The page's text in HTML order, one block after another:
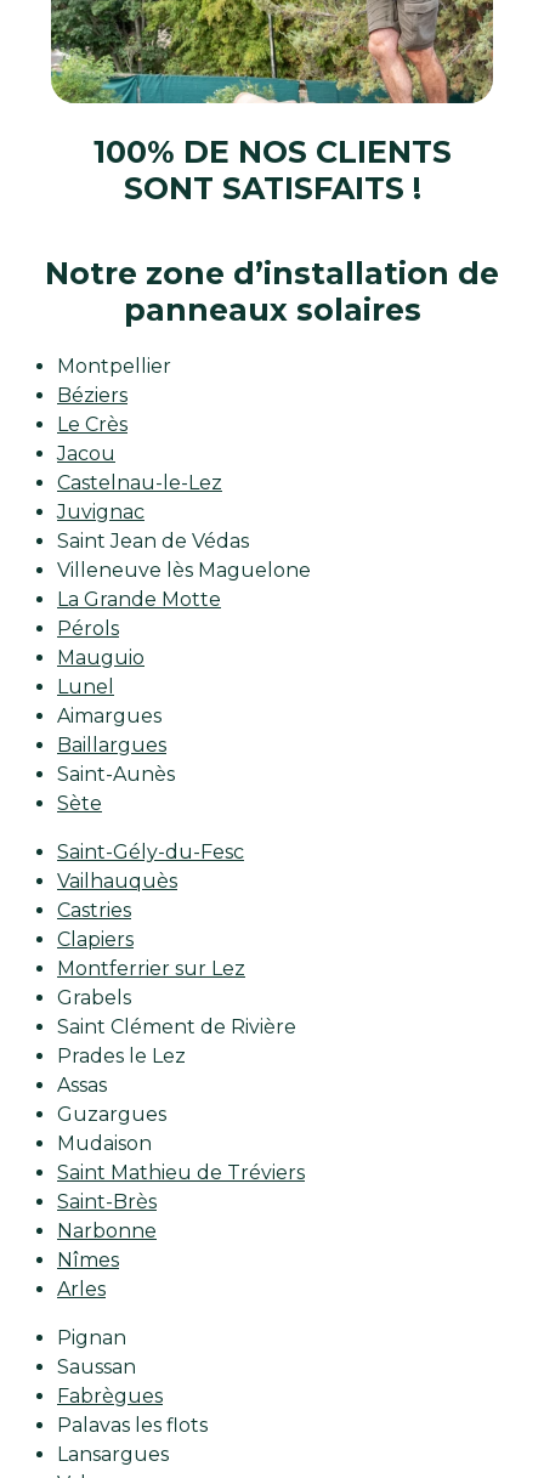
100% DE NOS CLIENTS
SONT SATISFAITS !
Notre zone d’installation de
panneaux solaires
Montpellier
Béziers
Le Crès
Jacou
Castelnau-le-Lez
Juvignac
Saint Jean de Védas
Villeneuve lès Maguelone
La Grande Motte
Pérols
Mauguio
Lunel
Aimargues
Baillargues
Saint-Aunès
Sète
Saint-Gély-du-Fesc
Vailhauquès
Castries
Clapiers
Montferrier sur Lez
Grabels
Saint Clément de Rivière
Prades le Lez
Assas
Guzargues
Mudaison
Saint Mathieu de Tréviers
Saint-Brès
Narbonne
Nîmes
Arles
Pignan
Saussan
Fabrègues
Palavas les flots
Lansargues